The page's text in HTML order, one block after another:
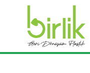
Post
navigation